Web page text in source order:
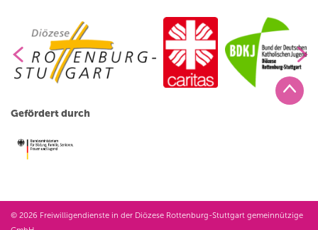
Gefördert durch
© 2026 Freiwilligendienste in der Diözese Rottenburg-Stuttgart gemeinnützige